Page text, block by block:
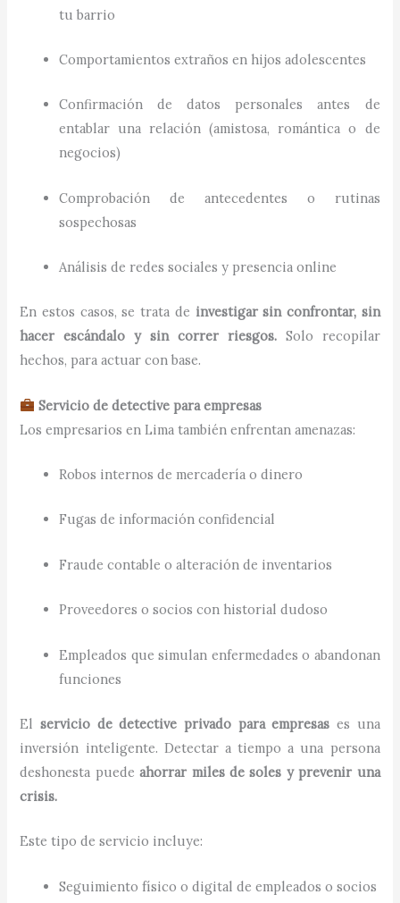
tu barrio
Comportamientos extraños en hijos adolescentes
Confirmación de datos personales antes de
entablar una relación (amistosa, romántica o de
negocios)
Comprobación de antecedentes o rutinas
sospechosas
Análisis de redes sociales y presencia online
En estos casos, se trata de investigar sin confrontar, sin
hacer escándalo y sin correr riesgos.Solo recopilar
hechos, para actuar con base.
Servicio de detective para empresas
Los empresarios en Lima también enfrentan amenazas:
Robos internos de mercadería o dinero
Fugas de información confidencial
Fraude contable o alteración de inventarios
Proveedores o socios con historial dudoso
Empleados que simulan enfermedades o abandonan
funciones
Elservicio de detective privado para empresas es una
inversión inteligente. Detectar a tiempo a una persona
deshonesta puedeahorrar miles de soles y prevenir una
crisis.
Este tipo de servicio incluye:
Seguimiento físico o digital de empleados o socios